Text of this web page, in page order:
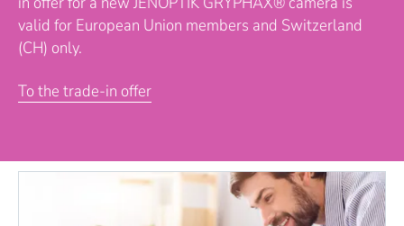
valid for European Union members and Switzerland
(CH) only.
To the trade-in offer